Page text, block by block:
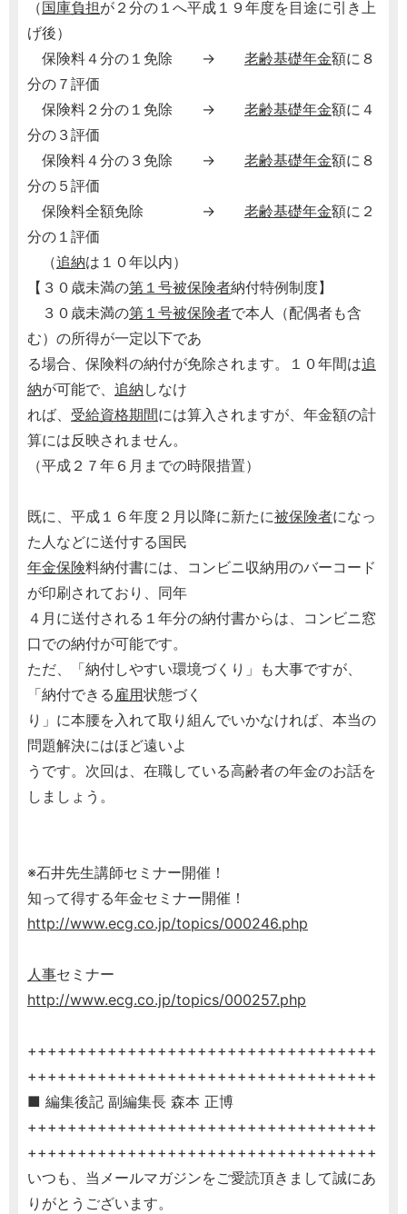
（国庫負担が２分の１へ平成１９年度を目途に引き上
げ後）
保険料４分の１免除 → 老齢基礎年金額に８
分の７評価
保険料２分の１免除 → 老齢基礎年金額に４
分の３評価
保険料４分の３免除 → 老齢基礎年金額に８
分の５評価
保険料全額免除 → 老齢基礎年金額に２
分の１評価
（追納は１０年以内）
【３０歳未満の第１号被保険者納付特例制度】
３０歳未満の第１号被保険者で本人（配偶者も含
む）の所得が一定以下であ
る場合、保険料の納付が免除されます。１０年間は追
納が可能で、 追納 しなけ
れば、 受給資格期間には算入されますが、年金額の計
算には反映されません。
（平成２７年６月までの時限措置）
既に、平成１６年度２月以降に新たに被保険者になっ
た人などに送付する国民
年金保険料納付書には、コンビニ収納用のバーコード
が印刷されており、同年
４月に送付される１年分の納付書からは、コンビニ窓
口での納付が可能です。
ただ、「納付しやすい環境づくり」も大事ですが、
「納付できる 雇用状態づく
り」に本腰を入れて取り組んでいかなければ、本当の
問題解決にはほど遠いよ
うです。次回は、在職している高齢者の年金のお話を
しましょう。
※石井先生講師セミナー開催！
知って得する年金セミナー開催！
http://www.ecg.co.jp/topics/000246.php
人事セミナー
http://www.ecg.co.jp/topics/000257.php
+++++++++++++++++++++++++++++++++++
+++++++++++++++++++++++++++++++++++
■ 編集後記 副編集長 森本 正博
+++++++++++++++++++++++++++++++++++
+++++++++++++++++++++++++++++++++++
いつも、当メールマガジンをご愛読頂きまして誠にあ
りがとうございます。